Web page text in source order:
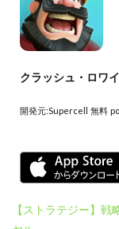
クラッシュ・ロワ
開発元:Supercell 無料
【ストラテジー】